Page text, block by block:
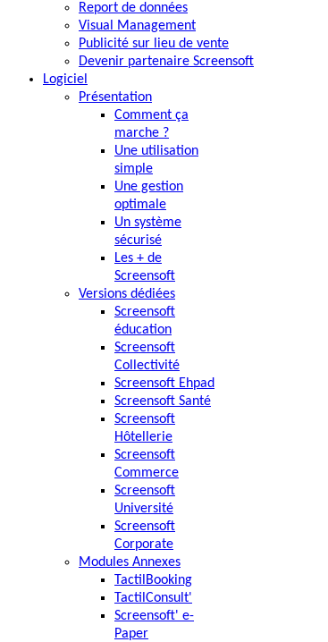
Report de données
Visual Management
Publicité sur lieu de vente
Devenir partenaire Screensoft
Logiciel
Présentation
Comment ça
marche ?
Une utilisation
simple
Une gestion
optimale
Un système
sécurisé
Les + de
Screensoft
Versions dédiées
Screensoft
éducation
Screensoft
Collectivité
Screensoft Ehpad
Screensoft Santé
Screensoft
Hôtellerie
Screensoft
Commerce
Screensoft
Université
Screensoft
Corporate
Modules Annexes
TactilBooking
TactilConsult'
Screensoft' e-
Paper